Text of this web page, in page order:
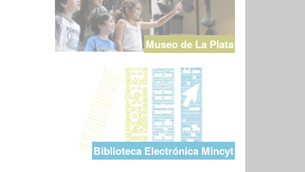
Museo de La Plata
Biblioteca Electrónica Mincyt